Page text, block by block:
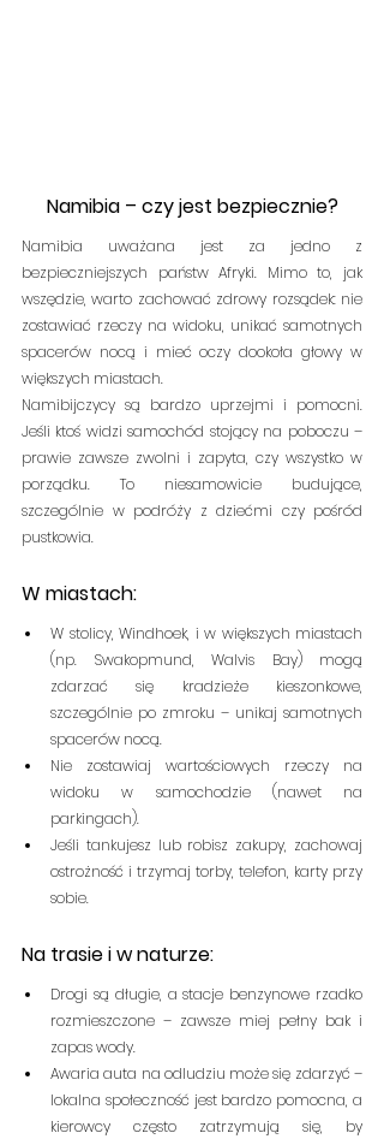
Namibia – czy jest bezpiecznie?
Namibia uważana jest za jedno z
bezpieczniejszych państw Afryki. Mimo to, jak
wszędzie, warto zachować zdrowy rozsądek: nie
zostawiać rzeczy na widoku, unikać samotnych
spacerów nocą i mieć oczy dookoła głowy w
większych miastach.
Namibijczycy są bardzo uprzejmi i pomocni.
Jeśli ktoś widzi samochód stojący na poboczu –
prawie zawsze zwolni i zapyta, czy wszystko w
porządku. To niesamowicie budujące,
szczególnie w podróży z dziećmi czy pośród
pustkowia.
W miastach:
W stolicy, Windhoek, i w większych miastach
(np. Swakopmund, Walvis Bay) mogą
zdarzać się kradzieże kieszonkowe,
szczególnie po zmroku – unikaj samotnych
spacerów nocą.
Nie zostawiaj wartościowych rzeczy na
widoku w samochodzie (nawet na
parkingach).
Jeśli tankujesz lub robisz zakupy, zachowaj
ostrożność i trzymaj torby, telefon, karty przy
sobie.
Na trasie i w naturze:
Drogi są długie, a stacje benzynowe rzadko
rozmieszczone – zawsze miej pełny bak i
zapas wody.
Awaria auta na odludziu może się zdarzyć –
lokalna społeczność jest bardzo pomocna, a
kierowcy często zatrzymują się, by